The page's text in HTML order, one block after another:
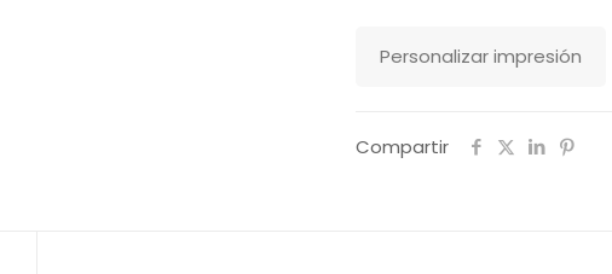
Personalizar impresión
Compartir